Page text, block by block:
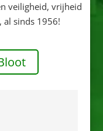
veiligheid, vrijheid
al sinds 1956!